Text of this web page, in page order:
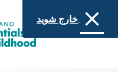
خارج شوید